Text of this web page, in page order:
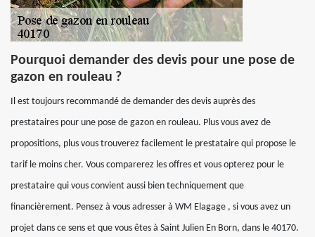
Pourquoi demander des devis pour une pose de
gazon en rouleau ?
Il est toujours recommandé de demander des devis auprès des
prestataires pour une pose de gazon en rouleau. Plus vous avez de
propositions, plus vous trouverez facilement le prestataire qui propose le
tarif le moins cher. Vous comparerez les offres et vous opterez pour le
prestataire qui vous convient aussi bien techniquement que
financièrement. Pensez à vous adresser à WM Elagage , si vous avez un
projet dans ce sens et que vous êtes à Saint Julien En Born, dans le 40170.